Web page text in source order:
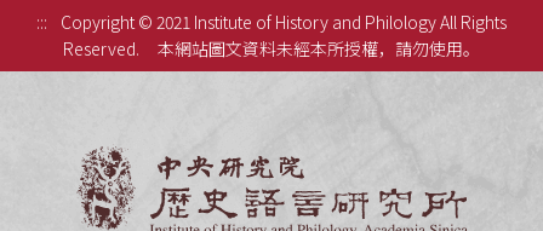
:::
Copyright © 2021 Institute of History and Philology All Rights
Reserved.
本網站圖文資料未經本所授權，請勿使用。